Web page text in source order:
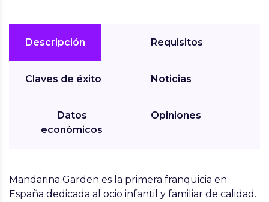
Descripción
Claves de éxito
Datos
económicos
Requisitos
Noticias
Opiniones
Mandarina Garden es la primera franquicia en
España dedicada al ocio infantil y familiar de calidad.